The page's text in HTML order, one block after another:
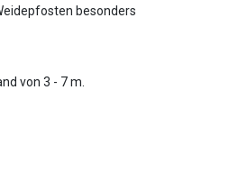
besonders
von 3 - 7 m.